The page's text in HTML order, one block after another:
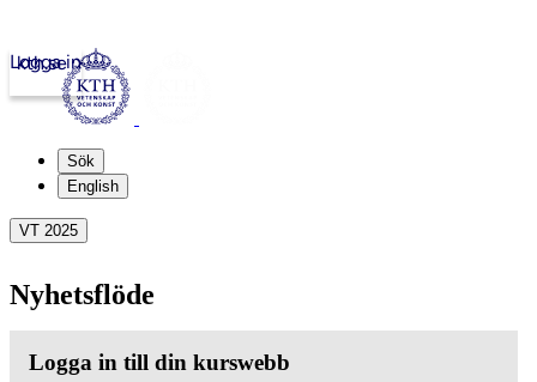
kth.se
Logga in
Sök
English
VT 2025
Nyhetsflöde
Logga in till din kurswebb